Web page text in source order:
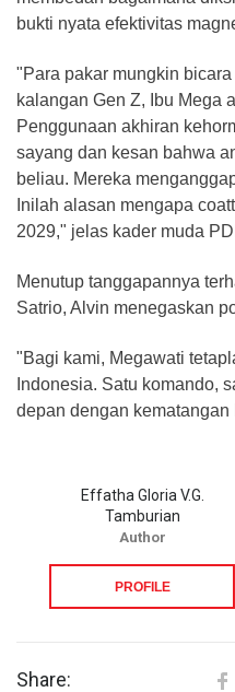
bukti nyata efektivitas
"Para pakar mungkin
kalangan Gen Z, Ibu Mega
Penggunaan akhiran
sayang dan kesan bahwa
beliau. Mereka
Inilah alasan mengapa
2029," jelas kader muda
Menutup tanggapannya
Satrio, Alvin menegaskan
"Bagi kami, Megawati
Indonesia. Satu komando,
depan dengan
Effatha Gloria V.G.
Tamburian
Author
PROFILE
Share: